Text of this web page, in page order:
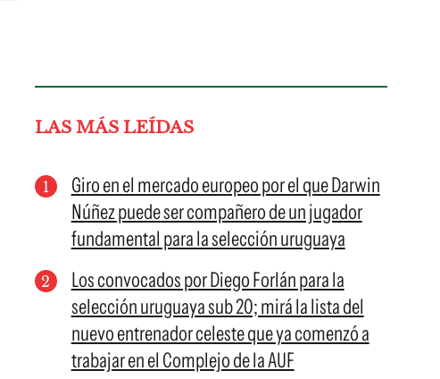
LAS MÁS LEÍDAS
Giro en el mercado europeo por el que Darwin
Núñez puede ser compañero de un jugador
fundamental para la selección uruguaya
Los convocados por Diego Forlán para la
selección uruguaya sub 20; mirá la lista del
nuevo entrenador celeste que ya comenzó a
trabajar en el Complejo de la AUF